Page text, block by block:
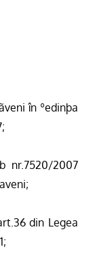
în ºedinþa
nr.7520/2007
din Legea